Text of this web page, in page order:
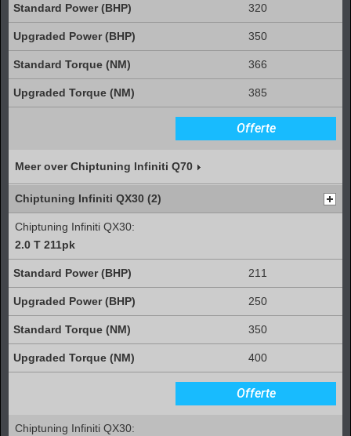
320
350
366
385
Offerte
Meer over Chiptuning Infiniti Q70
Chiptuning Infiniti QX30 (2)
Chiptuning Infiniti QX30:
2.0 T 211pk
211
250
350
400
Offerte
Chiptuning Infiniti QX30: